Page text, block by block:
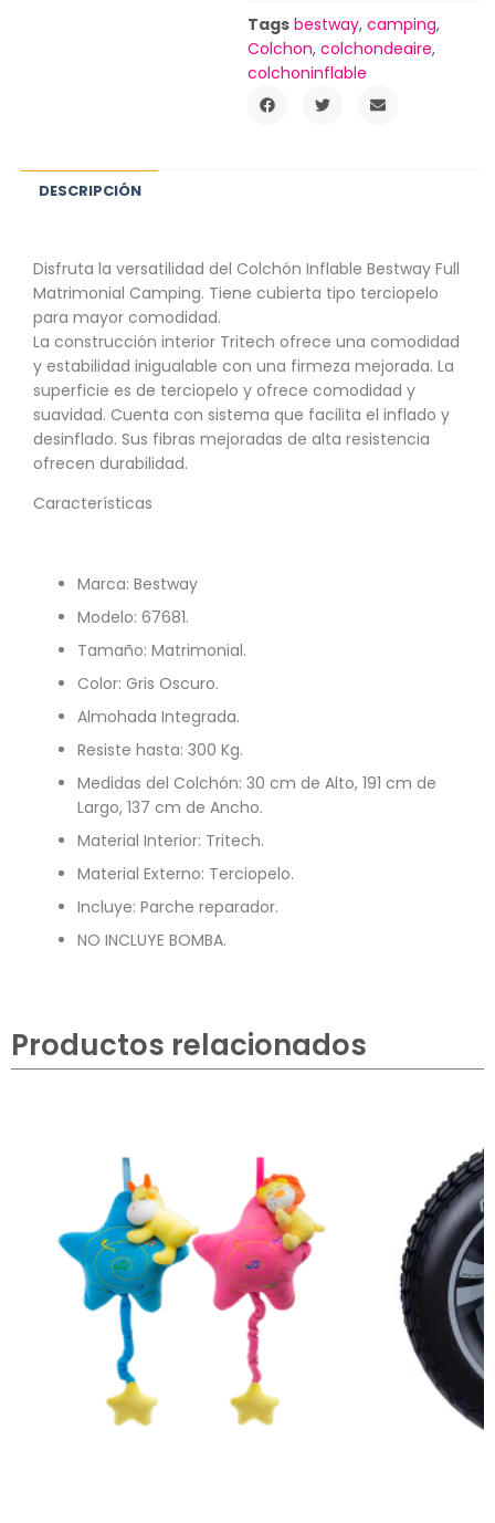
Tags bestway, camping,
Colchon, colchondeaire,
colchoninflable
DESCRIPCIÓN
Disfruta la versatilidad del Colchón Inflable Bestway Full
Matrimonial Camping. Tiene cubierta tipo terciopelo
para mayor comodidad.
La construcción interior Tritech ofrece una comodidad
y estabilidad inigualable con una firmeza mejorada. La
superficie es de terciopelo y ofrece comodidad y
suavidad. Cuenta con sistema que facilita el inflado y
desinflado. Sus fibras mejoradas de alta resistencia
ofrecen durabilidad.
Características
Marca: Bestway
Modelo: 67681.
Tamaño: Matrimonial.
Color: Gris Oscuro.
Almohada Integrada.
Resiste hasta: 300 Kg.
Medidas del Colchón: 30 cm de Alto, 191 cm de
Largo, 137 cm de Ancho.
Material Interior: Tritech.
Material Externo: Terciopelo.
Incluye: Parche reparador.
NO INCLUYE BOMBA.
Productos relacionados